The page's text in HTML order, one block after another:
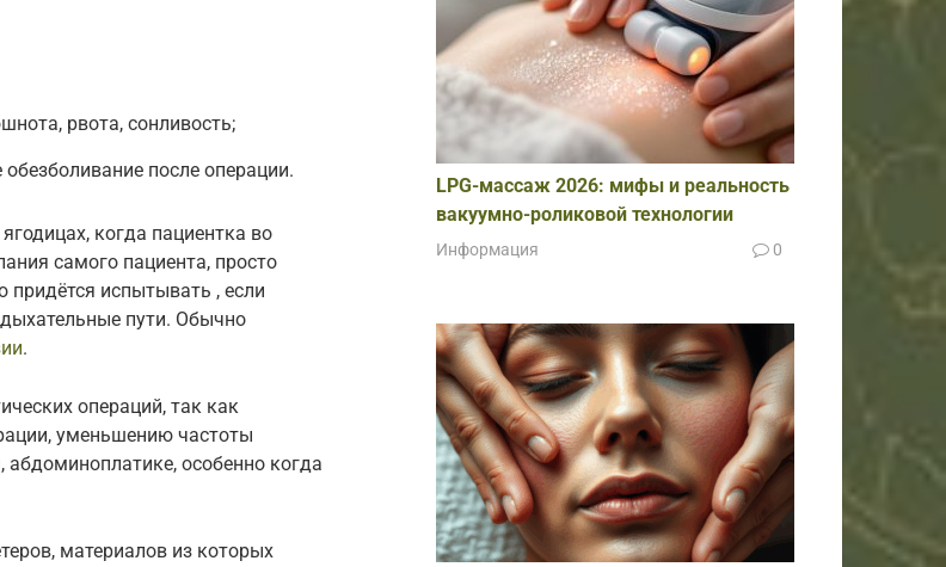
рвота, сонливость;
после операции.
когда пациентка во
самого пациента, просто
придётся испытывать , если
пути. Обычно
.
операций, так как
уменьшению частоты
абдоминоплатике, особенно когда
материалов из которых
LPG-массаж 2026: мифы и реальность
вакуумно-роликовой технологии
Информация 0